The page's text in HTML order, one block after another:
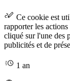
Ce cookie est
rapporter les
cliqué sur l'une des
publicités et de
1 an